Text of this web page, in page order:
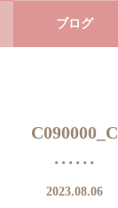
ブログ
C090000_C
2023.08.06